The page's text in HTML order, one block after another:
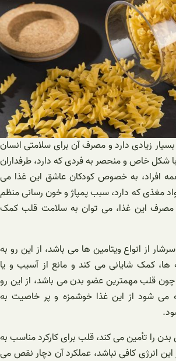
زیادی دارد و مصرف آن برای سلامتی انسان
شکل خاص و منحصر به فردی که دارد، طرفداران
افراد، به خصوص کودکان عاشق این غذا می
مغذی که دارد، سبب پمپاژ و خون رسانی منظم
مصرف این غذا، می توان به سلامت قلب کمک
از انواع ویتامین ها می باشد، از این رو به
کمک شایانی می کند و مانع از آسیب و یا
قلب مهمترین عضو بدن می باشد، از این رو
می شود از این غذا خوشمزه و پر خاصیت به
بدن را تأمین می کند، قلب برای کارکرد مناسب به
این انرژی کافی نباشد، عملکرد آن دچار نقص می